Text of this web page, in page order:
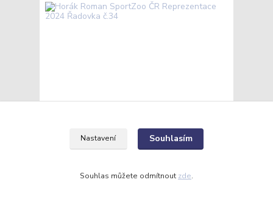
ksNastavení Souhlasím
Souhlas můžete odmítnout zde.